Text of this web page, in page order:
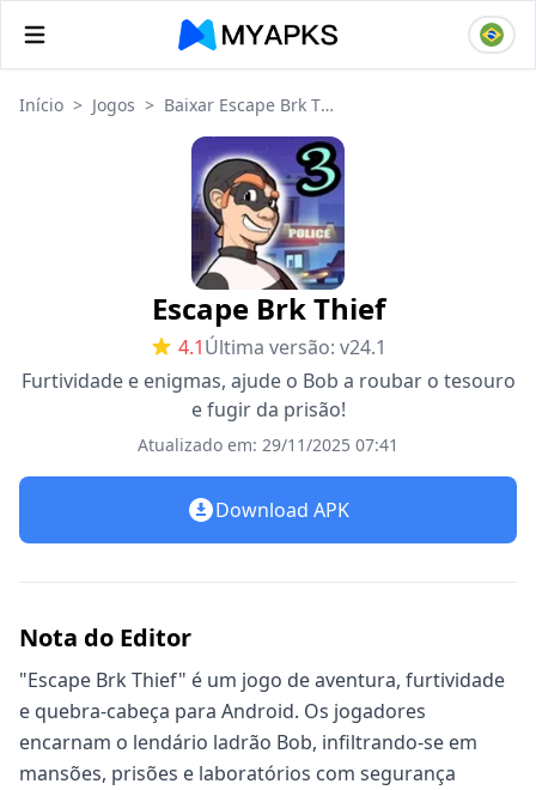
Início > Jogos > Baixar Escape Brk Thief
Escape Brk Thief
4.1Última versão: v24.1
Furtividade e enigmas, ajude o Bob a roubar o tesouro
e fugir da prisão!
Atualizado em: 29/11/2025 07:41
Download APK
Nota do Editor
"Escape Brk Thief" é um jogo de aventura, furtividade
e quebra-cabeça para Android. Os jogadores
encarnam o lendário ladrão Bob, infiltrando-se em
mansões, prisões e laboratórios com segurança